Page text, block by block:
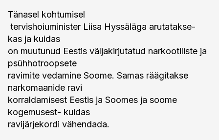
Tänasel kohtumisel
tervishoiuminister Liisa Hyssäläga arutatakse-
kas ja kuidas
on muutunud Eestis väljakirjutatud narkootiliste ja
psühhotroopsete
ravimite vedamine Soome. Samas räägitakse
narkomaanide ravi
korraldamisest Eestis ja Soomes ja soome
kogemusest- kuidas
ravijärjekordi vähendada.